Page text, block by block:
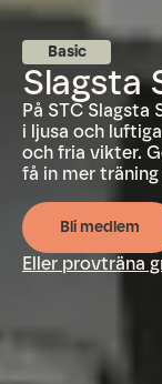
Basic
Slagsta
På STC
i ljusa och
och fria vikter.
få in mer träning
Bli medlem
Eller provträna